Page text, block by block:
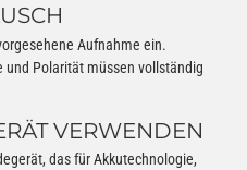
Aufnahme ein.
und Polarität müssen vollständig
VERWENDEN
das für Akkutechnologie,